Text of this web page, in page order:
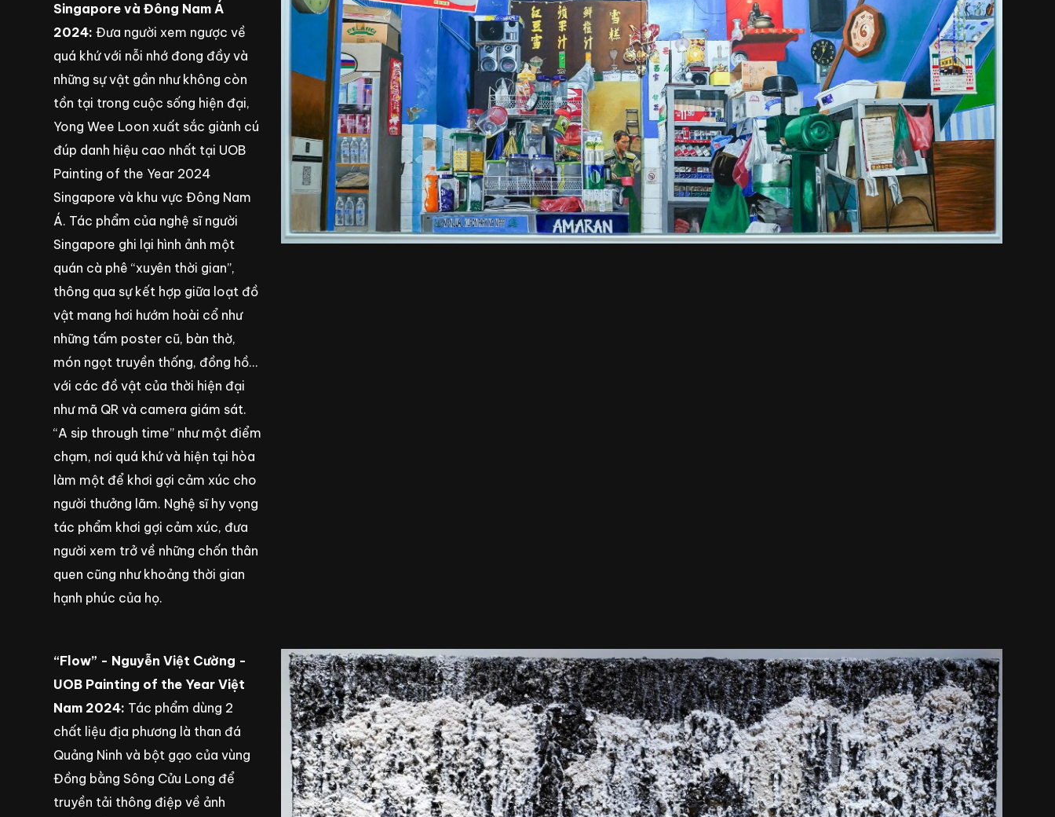
Singapore và Đông Nam Á
2024: Đưa người xem ngược về
quá khứ với nỗi nhớ đong đầy và
những sự vật gần như không còn
tồn tại trong cuộc sống hiện đại,
Yong Wee Loon xuất sắc giành cú
đúp danh hiệu cao nhất tại UOB
Painting of the Year 2024
Singapore và khu vực Đông Nam
Á. Tác phẩm của nghệ sĩ người
Singapore ghi lại hình ảnh một
quán cà phê “xuyên thời gian”,
thông qua sự kết hợp giữa loạt đồ
vật mang hơi hướm hoài cổ như
những tấm poster cũ, bàn thờ,
món ngọt truyền thống, đồng hồ...
với các đồ vật của thời hiện đại
như mã QR và camera giám sát.
“A sip through time” như một điểm
chạm, nơi quá khứ và hiện tại hòa
làm một để khơi gợi cảm xúc cho
người thưởng lãm. Nghệ sĩ hy vọng
tác phẩm khơi gợi cảm xúc, đưa
người xem trở về những chốn thân
quen cũng như khoảng thời gian
hạnh phúc của họ.
“Flow” - Nguyễn Việt Cường -
UOB Painting of the Year Việt
Nam 2024: Tác phẩm dùng 2
chất liệu địa phương là than đá
Quảng Ninh và bột gạo của vùng
Đồng bằng Sông Cửu Long để
truyền tải thông điệp về ảnh